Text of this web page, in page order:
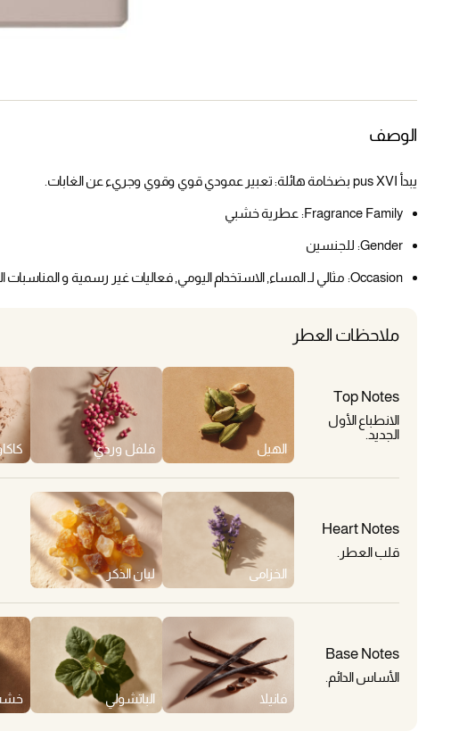
الوصف
يبدأ pus XVI بضخامة هائلة: تعبير عمودي قوي وقوي وجريء عن الغابات.
ملاحظات العطر
Top Notes
الانطباع الأول
الجديد.
الهيل
فلفل وردي
Heart Notes
قلب العطر.
الخزامى
لبان الذكر
Base Notes
الأساس الدائم.
فانيلا
الباتشولي خشب
Fragrance Family: عطرية خشبي
Gender: للجنسين
Occasion: مثالي لـ المساء, الاستخدام اليومي, فعاليات غير رسمية و المناسبات